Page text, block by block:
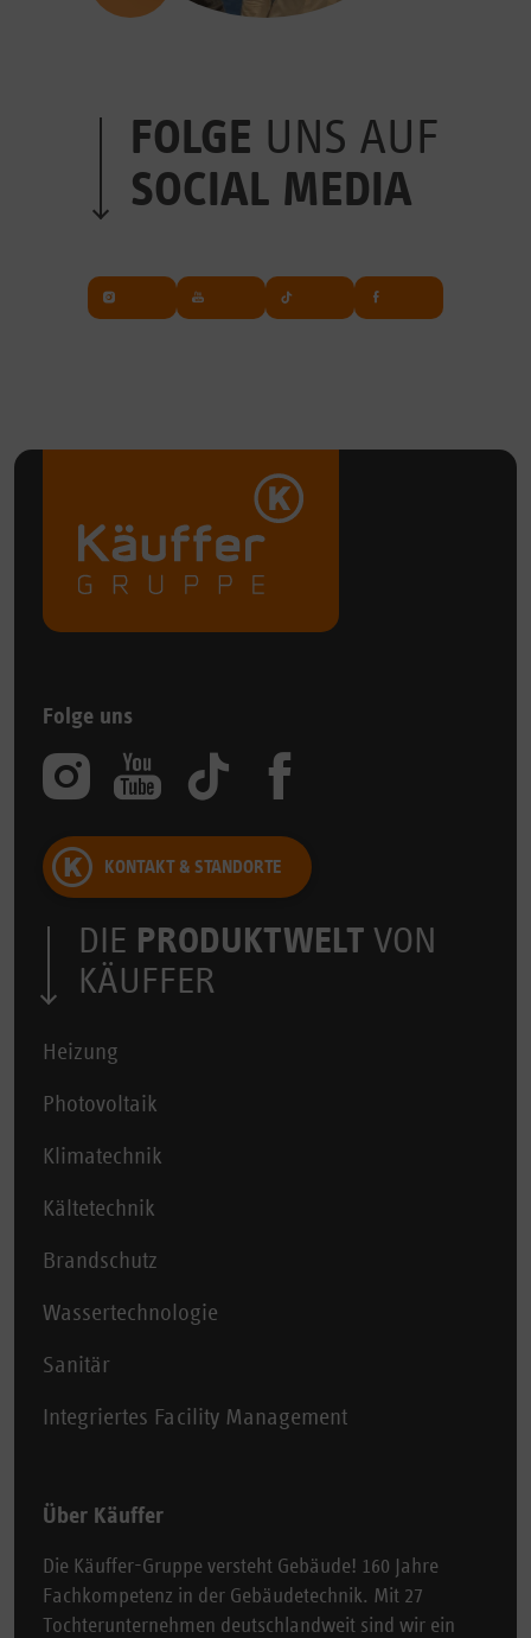
FOLGE UNS AUF
SOCIAL MEDIA
Folge uns
KONTAKT & STANDORTE
DIE PRODUKTWELT VON
KÄUFFER
Heizung
Photovoltaik
Klimatechnik
Kältetechnik
Brandschutz
Wassertechnologie
Sanitär
Integriertes Facility Management
Über Käuffer
Die Käuffer-Gruppe versteht Gebäude! 160 Jahre
Fachkompetenz in der Gebäudetechnik. Mit 27
Tochterunternehmen deutschlandweit sind wir ein